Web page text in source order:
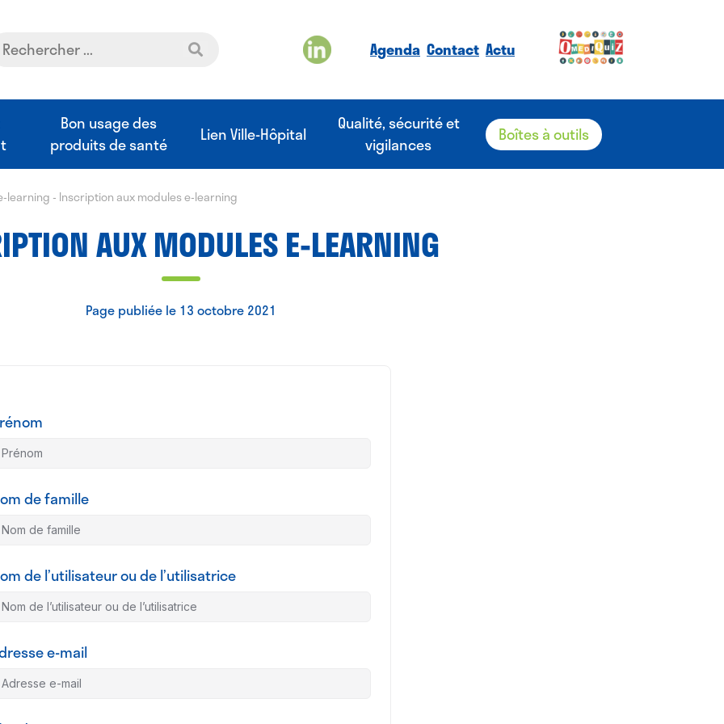
Agenda Contact Actu
Bon usage des
produits de santé
Lien Ville-Hôpital
Qualité, sécurité et
vigilances
Boîtes à outils
learning - Inscription aux modules e-learning
AUX MODULES E-LEARNING
Page publiée le 13 octobre 2021
de famille
de l’utilisateur ou de l’utilisatrice
e-mail